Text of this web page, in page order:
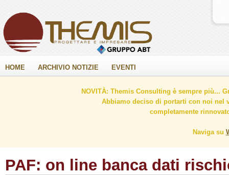
HOME ARCHIVIO NOTIZIE EVENTI
NOVITÀ: Themis Consulting è sempre più...
Abbiamo deciso di portarti con noi nel
completamente
Naviga su
PAF: on line banca dati